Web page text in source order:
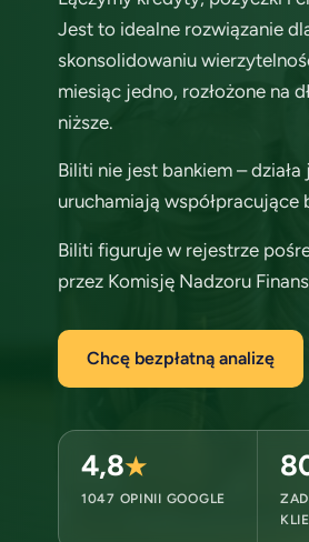
Jest to idealne rozwiązanie
skonsolidowaniu
miesiąc jedno, rozłożone na
niższe.
Biliti nie jest bankiem –
uruchamiają współpracujące
Biliti figuruje w rejestrze
przez Komisję Nadzoru
Chcę bezpłatną analizę
4,8★
1047 OPINII GOOGLE